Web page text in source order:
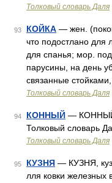
Толковый словарь Даля
93 КОЙКА — жен.
что подостлано для
для спанья; мор.
парусины, на день
связанные
Толковый словарь Даля
94 КОННЫЙ — КОННЫЙ,
Толковый словарь
Толковый словарь Даля
95 КУЗНЯ — КУЗНЯ,
лля ковки железных